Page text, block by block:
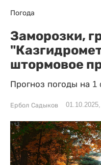
Погода
Заморозки,
штормовое
Прогноз погоды на 1
Ербол Садыков